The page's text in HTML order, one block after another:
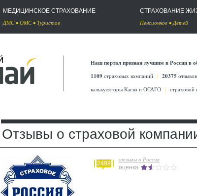
МЕДИЦИНСКОЕ СТРАХОВАНИЕ
ДМС• ОМС• Туристов
СТРАХОВАНИЕ
Пенсионное •Детей
Наш портал признан лучшим в России в
1109 страховых компаний | 20375 отзывов
калькуляторы Каско и ОСАГО | страховой
Отзывы о страховой
2498
отзывы о Россия
оценка